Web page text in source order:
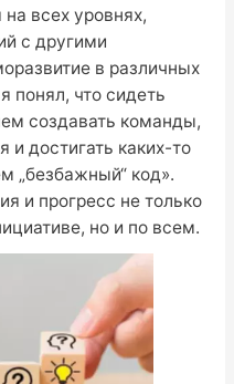
всех уровнях,
с другими
в различных
понял, что сидеть
создавать команды,
и достигать каких-то
„безбажный“ код».
и прогресс не только
но и по всем.